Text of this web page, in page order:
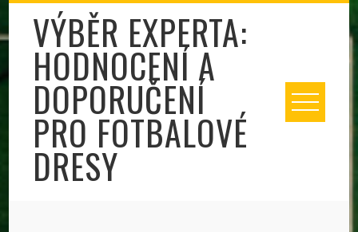
to
contentVÝBĚR EXPERTA:
HODNOCENÍ A
DOPORUČENÍ
PRO FOTBALOVÉ
DRESY